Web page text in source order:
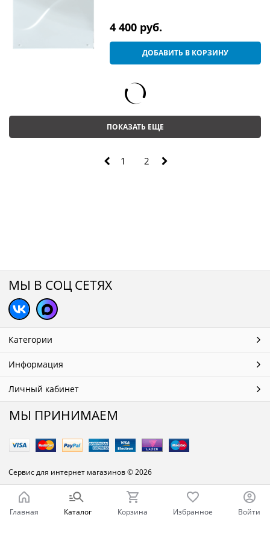
4 400 руб.
ДОБАВИТЬ В КОРЗИНУ
ПОКАЗАТЬ ЕЩЕ
1 2
МЫ В СОЦ СЕТЯХ
Категории
Информация
Личный кабинет
МЫ ПРИНИМАЕМ
Сервис для интернет магазинов© 2026
Главная Каталог Корзина Избранное Войти